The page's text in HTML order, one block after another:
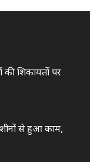
शिकायतों पर
से हुआ काम,